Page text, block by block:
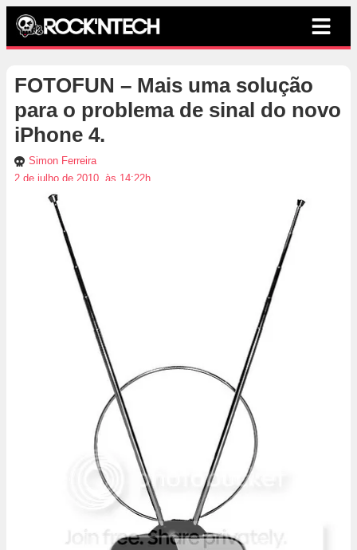
FOTOFUN – Mais uma solução
para o problema de sinal do novo
iPhone 4.
Simon Ferreira
2 de julho de 2010, às 14:22h